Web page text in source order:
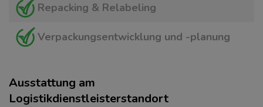
Repacking & Relabeling
Verpackungsentwicklung und -planung
Ausstattung am
Logistikdienstleisterstandort